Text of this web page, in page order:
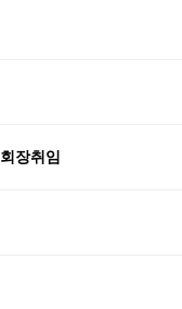
장취임